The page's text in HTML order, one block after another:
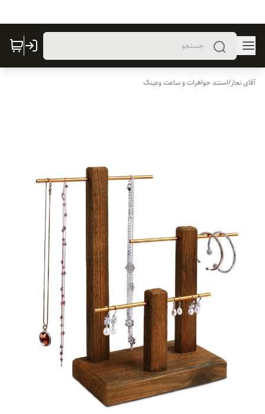
آقای نجار/استند جواهرات و ساعت وعینک